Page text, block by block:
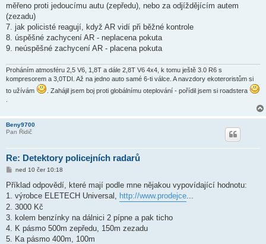
měřeno proti jedoucímu autu (zepředu), nebo za odjíždějícím autem
(zezadu)
7. jak policisté reagují, když AR vidí při běžné kontrole
8. úspěšné zachycení AR - neplacena pokuta
9. neúspěšné zachycení AR - placena pokuta
Proháním atmosféru 2,5 V6, 1,8T a dále 2,8T V6 4x4, k tomu ještě 3.0 R6 s
kompresorem a 3,0TDI. Až na jedno auto samé 6-ti válce. A navzdory ekoteroristům si
to užívám
. Zahájil jsem boj proti globálnímu oteplování - pořídil jsem si roadstera
Beny9700
Pan Řidič
Re: Detektory policejních radarů
P
í
p
ě
v
e
k
ned 10 čer 10:18
Příklad odpovědí, které mají podle mne nějakou vypovídající hodnotu:
1. výrobce ELETECH Universal,
http://www.prodejce
2. 3000 Kč
3. kolem benzínky na dálnici 2 pípne a pak ticho
4. K pásmo 500m zepředu, 150m zezadu
5. Ka pásmo 400m, 100m